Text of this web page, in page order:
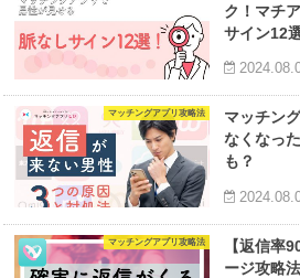
ク！マチ
サイン12
マッチングアプリ攻略法
マッチン
なくなっ
も？
マッチングアプリ攻略法
【返信率
ージ攻略